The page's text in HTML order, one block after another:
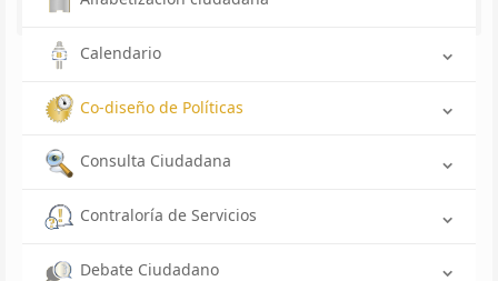
Acciones de prevención
Calendario
Co-diseño de Políticas
Consulta Ciudadana
Contraloría de Servicios
Debate Ciudadano